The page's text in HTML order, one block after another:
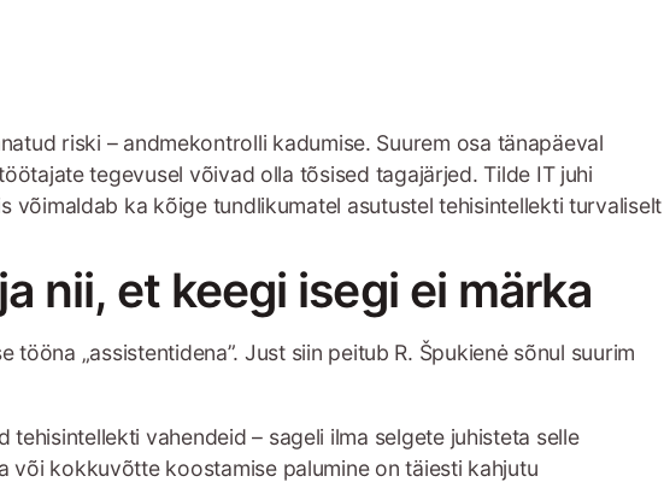
riski – andmekontrolli kadumise. Suurem osa tänapäeval
tegevusel võivad olla tõsised tagajärjed. Tilde IT juhi
võimaldab ka kõige tundlikumatel asutustel tehisintellekti turvaliselt
nii, et keegi isegi ei märka
„assistentidena”. Just siin peitub R. Špukienė sõnul suurim
vahendeid – sageli ilma selgete juhisteta selle
või kokkuvõtte koostamise palumine on täiesti kahjutu